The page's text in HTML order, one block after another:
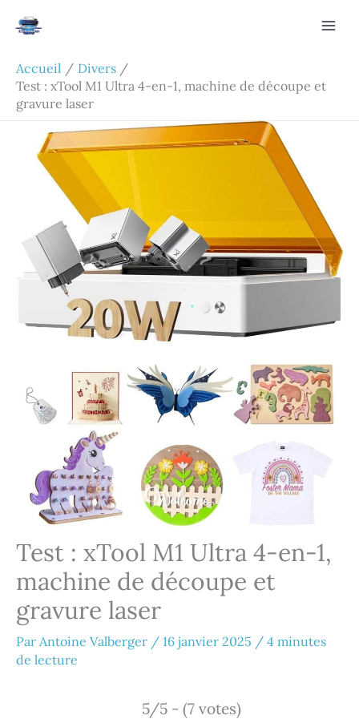
Accueil
Divers
Test : xTool M1 Ultra 4-en-1, machine de découpe et
gravure laser
Test : xTool M1 Ultra 4-en-1,
machine de découpe et
gravure laser
Par Antoine Valberger / 16 janvier 2025 / 4 minutes
de lecture
5/5 - (7 votes)
Rechercher